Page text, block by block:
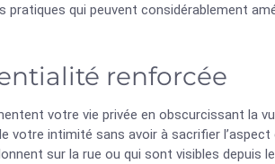
pratiques qui peuvent considérablement
renforcée
votre vie privée en obscurcissant la
votre intimité sans avoir à sacrifier
sur la rue ou qui sont visibles depuis